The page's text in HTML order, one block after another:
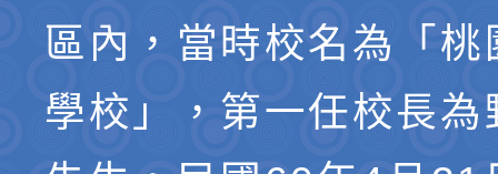
區內，當時校名為「桃
學校」，第一任校長為